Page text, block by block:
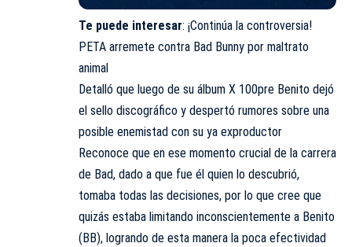
Te puede interesar: ¡Continúa la controversia!
PETA arremete contra Bad Bunny por maltrato
animal
Detalló que luego de su álbum X 100pre Benito dejó
el sello discográfico y despertó rumores sobre una
posible enemistad con su ya exproductor
Reconoce que en ese momento crucial de la carrera
de Bad, dado a que fue él quien lo descubrió,
tomaba todas las decisiones, por lo que cree que
quizás estaba limitando inconscientemente a Benito
(BB), logrando de esta manera la poca efectividad